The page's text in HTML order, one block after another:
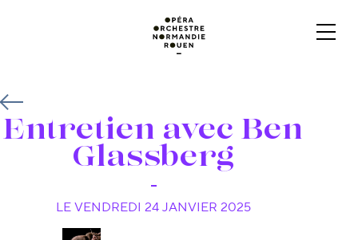
Entretien avec Ben
Glassberg
LE VENDREDI 24 JANVIER 2025